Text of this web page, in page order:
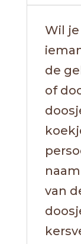
Wil
de
of
van